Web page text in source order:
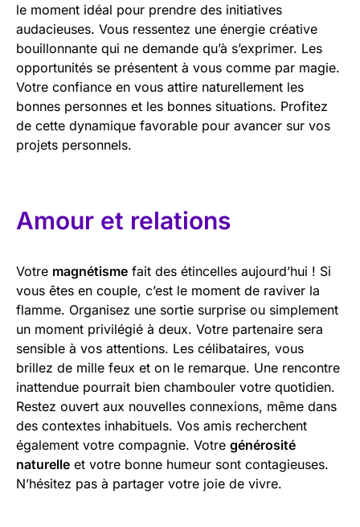
le moment idéal pour prendre des initiatives
audacieuses. Vous ressentez une énergie créative
bouillonnante qui ne demande qu’à s’exprimer. Les
opportunités se présentent à vous comme par magie.
Votre confiance en vous attire naturellement les
bonnes personnes et les bonnes situations. Profitez
de cette dynamique favorable pour avancer sur vos
projets personnels.
Amour et relations
Votre magnétisme fait des étincelles aujourd’hui ! Si
vous êtes en couple, c’est le moment de raviver la
flamme. Organisez une sortie surprise ou simplement
un moment privilégié à deux. Votre partenaire sera
sensible à vos attentions. Les célibataires, vous
brillez de mille feux et on le remarque. Une rencontre
inattendue pourrait bien chambouler votre quotidien.
Restez ouvert aux nouvelles connexions, même dans
des contextes inhabituels. Vos amis recherchent
également votre compagnie. Votre générosité
naturelle et votre bonne humeur sont contagieuses.
N’hésitez pas à partager votre joie de vivre.